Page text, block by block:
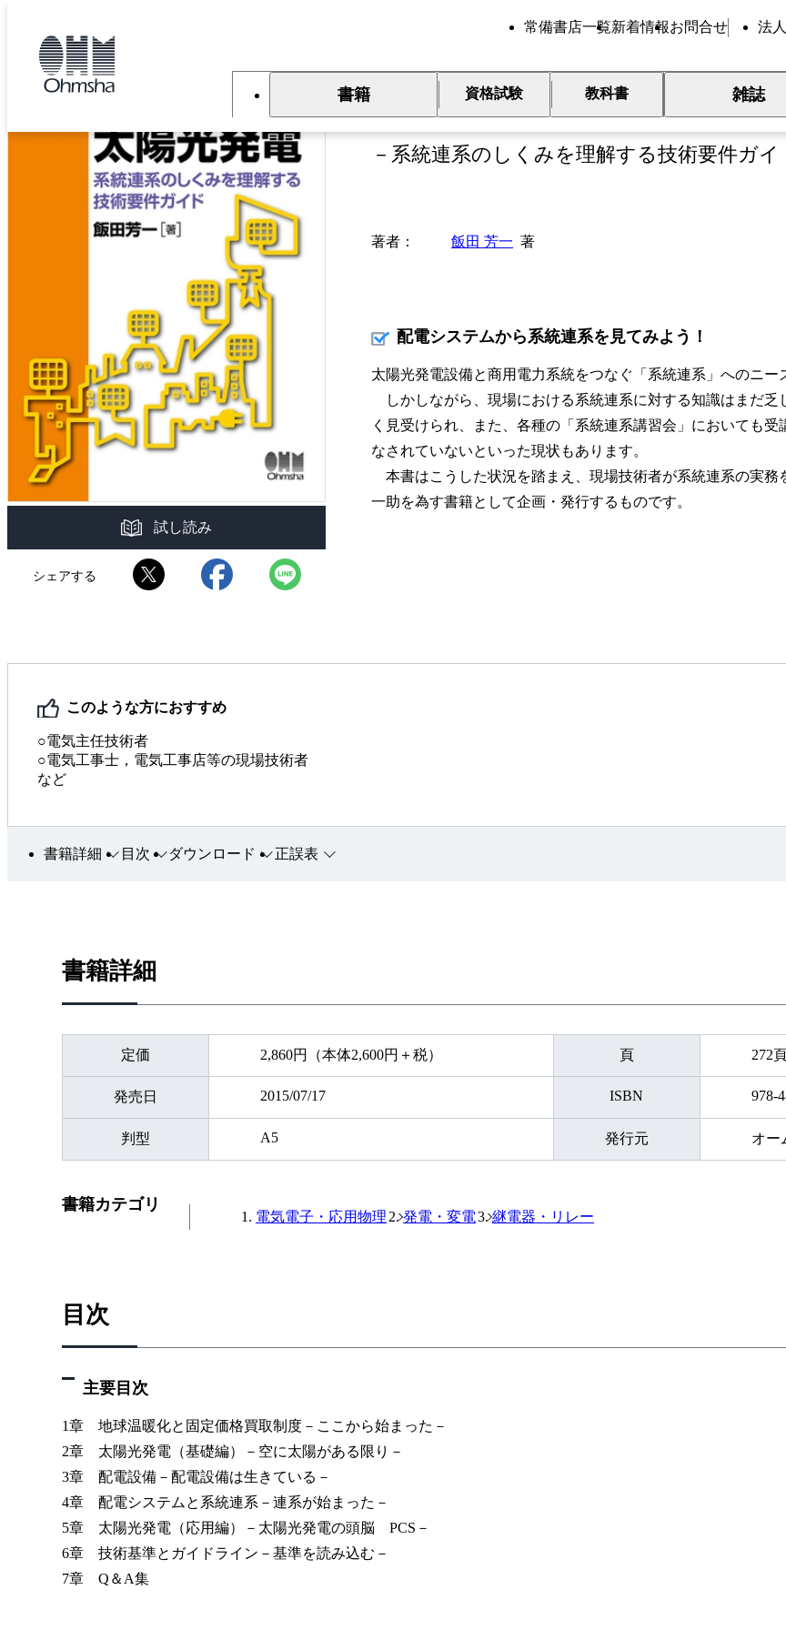
常備書店一覧新着情報お問合せ 法
書籍 資格試験 教科書 雑誌
図解 配電系統と太陽光発電
－系統連系のしくみを理解する技術要件ガイ
試し読み
シェアする
著者 飯田 芳一 著
配電システムから系統連系を見てみよう！
太陽光発電設備と商用電力系統をつなぐ「系統連系」へのニー
しかしながら、現場における系統連系に対する知識はまだ乏
く見受けられ、また、各種の「系統連系講習会」においても
なされていないといった現状もあります。
本書はこうした状況を踏まえ、現場技術者が系統連系の実務
一助を為す書籍として企画・発行するものです。
このような方におすすめ
○電気主任技術者
○電気工事士，電気工事店等の現場技術者
など
書籍詳細 目次 ダウンロード 正誤表
書籍詳細
定価 2,860円（本体2,600円＋税） 頁 272
発売日 2015/07/17 ISBN 978-
判型 A5 発行元 オー
書籍カテゴリ
電気電子・応用物理 発電・変電 継電器・リレー
目次
主要目次
1章 地球温暖化と固定価格買取制度－ここから始まった－
2章 太陽光発電（基礎編）－空に太陽がある限り－
3章 配電設備－配電設備は生きている－
4章 配電システムと系統連系－連系が始まった－
5章 太陽光発電（応用編）－太陽光発電の頭脳 PCS－
6章 技術基準とガイドライン－基準を読み込む－
7章 Q＆A集